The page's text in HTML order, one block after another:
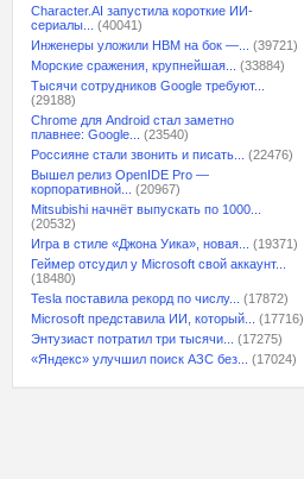
Character.AI запустила короткие ИИ-
сериалы...
(40041)
Инженеры уложили HBM на бок —...
(39721)
Морские сражения, крупнейшая...
(33884)
Тысячи сотрудников Google требуют...
(29188)
Chrome для Android стал заметно
плавнее: Google...
(23540)
Россияне стали звонить и писать...
(22476)
Вышел релиз OpenIDE Pro —
корпоративной...
(20967)
Mitsubishi начнёт выпускать по 1000...
(20532)
Игра в стиле «Джона Уика», новая...
(19371)
Геймер отсудил у Microsoft свой аккаунт...
(18480)
Tesla поставила рекорд по числу...
(17872)
Microsoft представила ИИ, который...
(17716)
Энтузиаст потратил три тысячи...
(17275)
«Яндекс» улучшил поиск АЗС без...
(17024)